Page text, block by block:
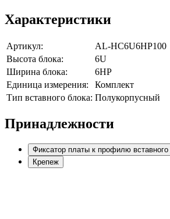
Характеристики
Артикул:
AL-HC6U6HP100
Высота блока:
6U
Ширина блока:
6HP
Единица измерения:
Комплект
Тип вставного блока: Полукорпусный
Принадлежности
Фиксатор платы к профилю вставного
Крепеж